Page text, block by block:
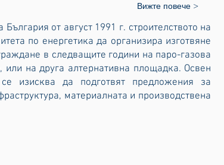
Вижте повече >
от август 1991 г. строителството на
по енергетика да организира изготвяне
в следващите години на паро-газова
на друга алтернативна площадка. Освен
изисква да подготвят предложения за
материалната и производствена